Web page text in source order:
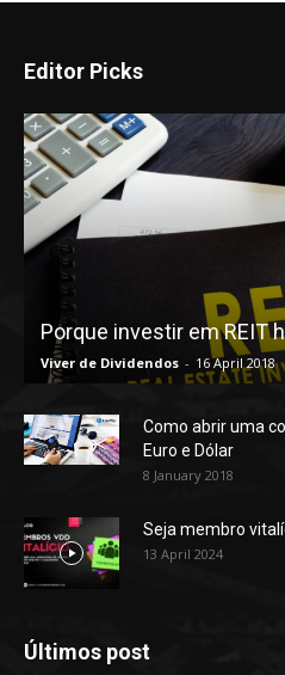
Editor Picks
Porque investir em REIT
Viver de Dividendos - 16 April 2018
Como abrir uma
Euro e Dólar
8 January 2018
Seja membro
13 April 2024
Últimos post